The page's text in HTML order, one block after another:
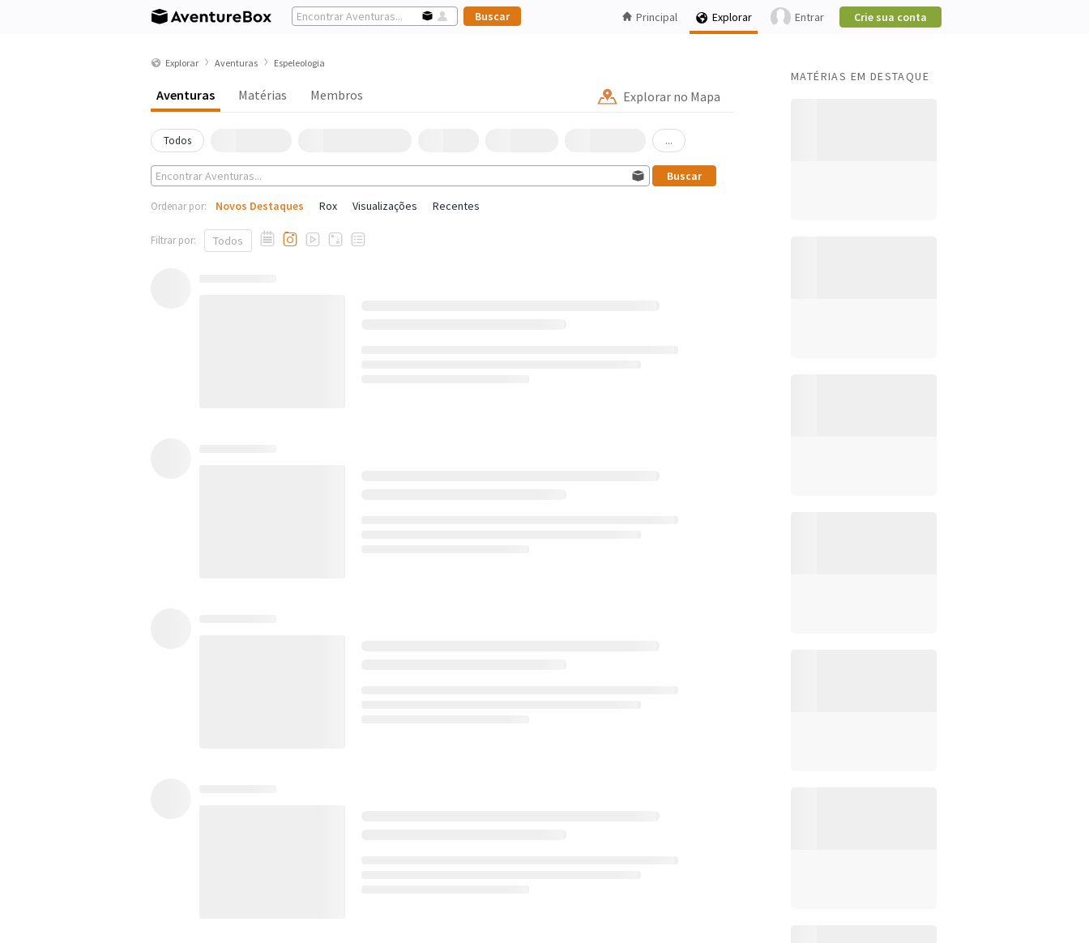
Crie sua conta
Entrar
Explorar
Principal
Explorar Aventuras Espeleologia
Explorar no Mapa
Aventuras Matérias Membros
Todos ...
Ordenar por: Novos Destaques Rox Visualizações Recentes
Filtrar por: Todos
MATÉRIAS EM DESTAQUE